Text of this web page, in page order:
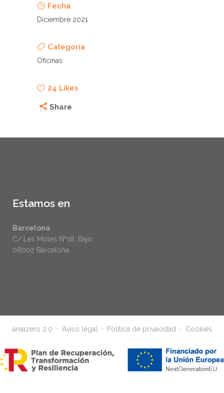
Fecha
Diciembre 2021
Categoría
Oficinas
24 Likes
Share
Estamos en
Barcelona
C/ Les Moles Nº18, Bajo
08002 Barcelona
areazero 2.0 · Aviso legal · Política de privacidad · Cookies